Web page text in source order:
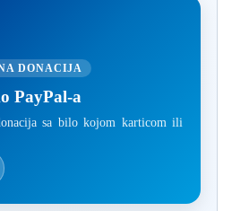
DONACIJA
PayPal-a
sa bilo kojom karticom ili